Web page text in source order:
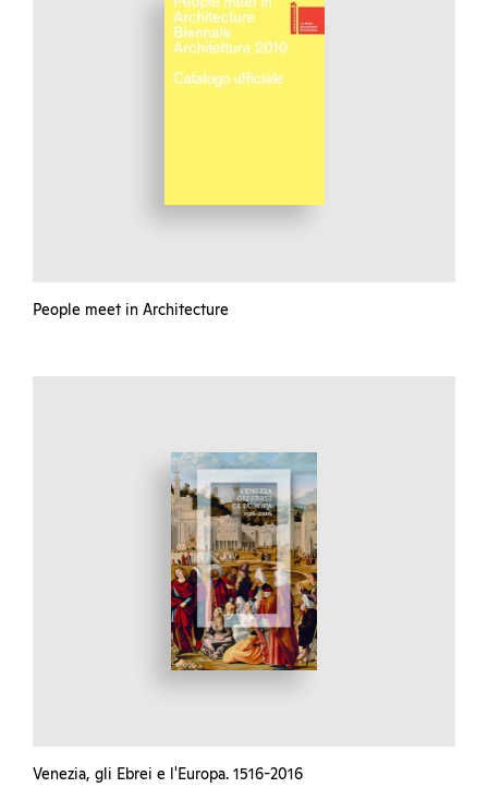
People meet in Architecture
Venezia, gli Ebrei e l'Europa. 1516-2016